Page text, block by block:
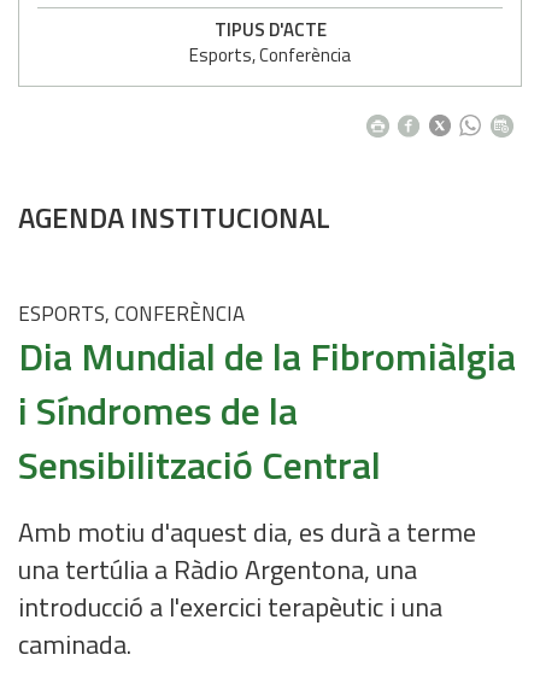
AGENDA INSTITUCIONAL
ESPORTS, CONFERÈNCIA
Dia Mundial de la Fibromiàlgia
i Síndromes de la
Sensibilització Central
Amb motiu d'aquest dia, es durà a terme
una tertúlia a Ràdio Argentona, una
introducció a l'exercici terapèutic i una
caminada.
TIPUS D'ACTE
Esports, Conferència